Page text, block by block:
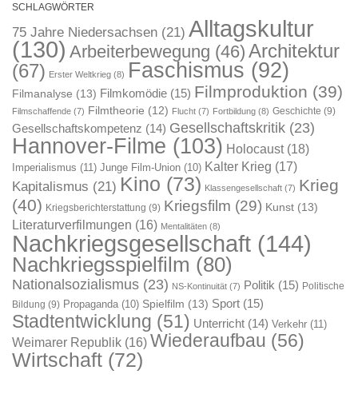
SCHLAGWÖRTER
75 Jahre Niedersachsen (21) Alltagskultur
(130) Arbeiterbewegung (46) Architektur
(67) Erster Weltkrieg (8) Faschismus (92)
Filmanalyse (13) Filmkomödie (15) Filmproduktion (39)
Filmschaffende (7) Filmtheorie (12) Flucht (7) Fortbildung (8) Geschichte (9)
Gesellschaftskompetenz (14) Gesellschaftskritik (23)
Hannover-Filme (103) Holocaust(18)
Imperialismus (11) Junge Film-Union (10) Kalter Krieg (17)
Kapitalismus (21) Kino (73) Klassengesellschaft (7) Krieg
(40) Kriegsberichterstattung (9) Kriegsfilm (29) Kunst (13)
Literaturverfilmungen (16) Mentalitäten (8)
Nachkriegsgesellschaft (144)
Nachkriegsspielfilm (80)
Nationalsozialismus (23) NS-Kontinuität (7) Politik (15) Politische
Bildung (9) Propaganda (10) Spielfilm (13) Sport (15)
Stadtentwicklung (51) Unterricht (14) Verkehr (11)
Weimarer Republik (16) Wiederaufbau (56)
Wirtschaft (72)